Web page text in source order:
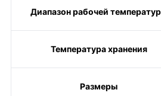
Диапазон рабочей
Температура хранения
Размеры